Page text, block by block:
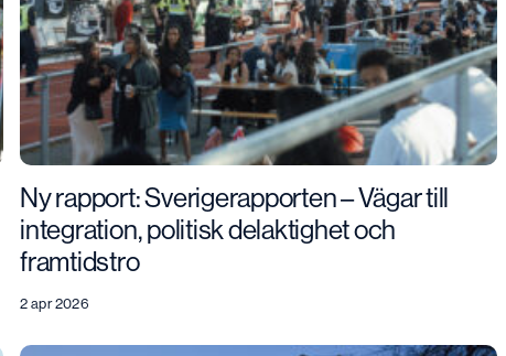
Ny rapport: Sverigerapporten – Vägar till
integration, politisk delaktighet och
framtidstro
2 apr 2026